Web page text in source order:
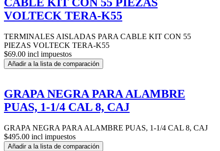
CABLE KIT CON 55 PIEZAS
VOLTECK TERA-K55
TERMINALES AISLADAS PARA CABLE KIT CON 55
PIEZAS VOLTECK TERA-K55
$69.00 incl impuestos
Añadir a la lista de comparación
GRAPA NEGRA PARA ALAMBRE
PUAS, 1-1/4 CAL 8, CAJ
GRAPA NEGRA PARA ALAMBRE PUAS, 1-1/4 CAL 8, CAJ
$495.00 incl impuestos
Añadir a la lista de comparación